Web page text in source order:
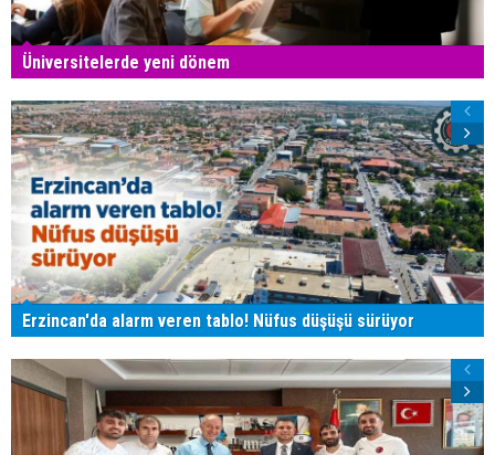
Üniversitelerde yeni dönem
Erzincan'da alarm veren tablo! Nüfus düşüşü sürüyor